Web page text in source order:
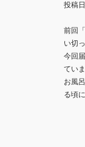
投稿日
前回
い切
今回
てい
お風
る頃